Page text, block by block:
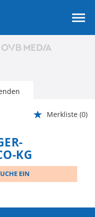
Merkliste (0)
KG
EIN